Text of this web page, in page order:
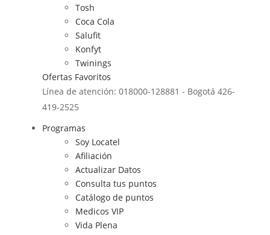
Tosh
Coca Cola
Salufit
Konfyt
Twinings
Ofertas Favoritos
Línea de atención: 018000-128881 - Bogotá 426-
419-2525
Programas
Soy Locatel
Afiliación
Actualizar Datos
Consulta tus puntos
Catálogo de puntos
Medicos VIP
Vida Plena